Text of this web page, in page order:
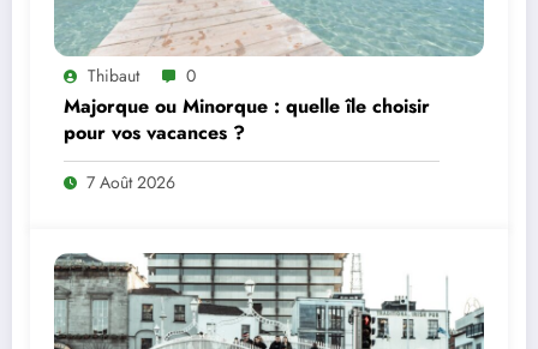
Thibaut 0
Majorque ou Minorque : quelle île choisir
pour vos vacances ?
7 Août 2026